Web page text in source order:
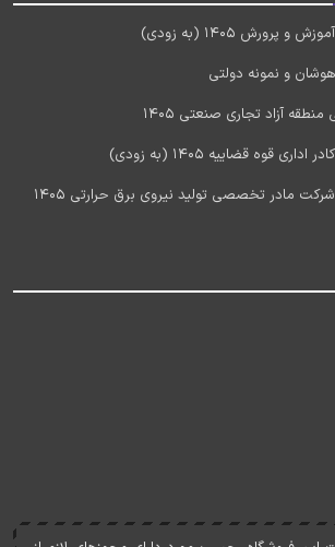
1405 (به زودی)
و نمونه دولتی
آزاد تجاری صنعتی 1405
قوه قضاییه 1405 (به زودی)
آخرین اخبار استخدام شرکت مادر تخصصی تولید نیروی برق حرارتی 1405